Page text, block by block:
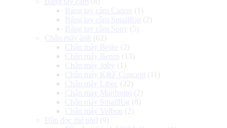
Báng tay cầm Canon
(1)
Báng tay cầm SmallRig (2)
Báng tay cầm Sony (5)
Chân máy ảnh
(62)
Chân máy Beike (2)
Chân máy Benro (13)
Chân máy Joby (1)
Chân máy K&F Concept (11)
Chân máy Libec (22)
Chân máy Manfrotto (2)
Chân máy SmallRig (8)
Chân máy Velbon
(2)
Đầu đọc thẻ nhớ (9)